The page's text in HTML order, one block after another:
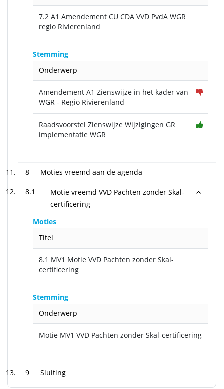
7.2 A1 Amendement CU CDA VVD PvdA WGR
regio Rivierenland
Stemming
Onderwerp
Amendement A1 Zienswijze in het kader van
WGR - Regio Rivierenland
Raadsvoorstel Zienswijze Wijzigingen GR
implementatie WGR
8 Moties vreemd aan de agenda
8.1
Motie vreemd VVD Pachten zonder Skal-
certificering
Moties
Titel
8.1 MV1 Motie VVD Pachten zonder Skal-
certificering
Stemming
Onderwerp
Motie MV1 VVD Pachten zonder Skal-certificering
9 Sluiting